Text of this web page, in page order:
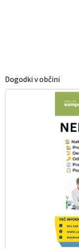
Dogodki v občini